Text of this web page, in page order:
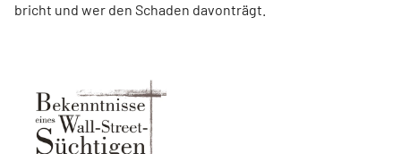
bricht und wer den Schaden davonträgt.